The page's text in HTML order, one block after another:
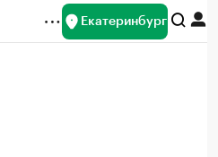
Екатеринбург